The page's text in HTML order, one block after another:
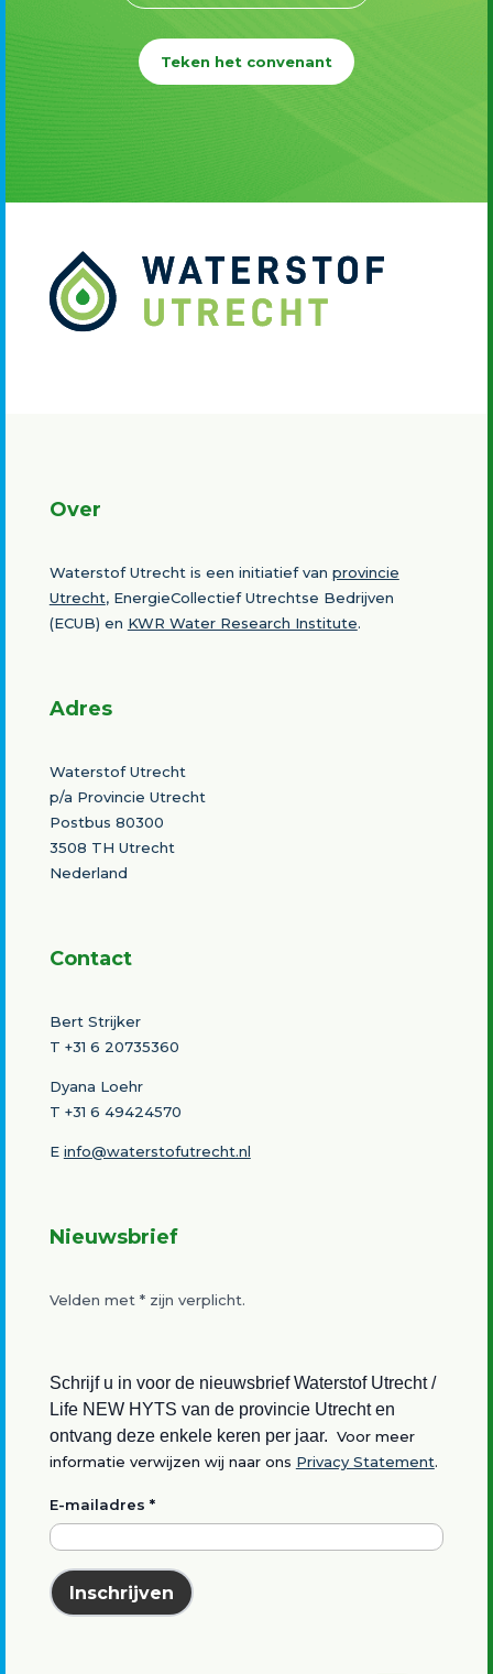
Teken het convenant
Over
Waterstof Utrecht is een initiatief van provincie
Utrecht, EnergieCollectief Utrechtse Bedrijven
(ECUB) en KWR Water Research Institute.
Adres
Waterstof Utrecht
p/a Provincie Utrecht
Postbus 80300
3508 TH Utrecht
Nederland
Contact
Bert Strijker
T +31 6 20735360
Dyana Loehr
T +31 6 49424570
E info@waterstofutrecht.nl
Nieuwsbrief
Velden met *zijn verplicht.
Schrijf u in voor de nieuwsbrief Waterstof Utrecht /
Life NEW HYTS van de provincie Utrecht en
ontvang deze enkele keren per jaar. Voor meer
informatie verwijzen wij naar ons Privacy Statement.
E-mailadres *
Inschrijven